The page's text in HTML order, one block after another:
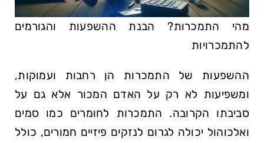
מהי התמכרות? הבנת ההשפעות והגורמים
להתמכרויות
ההשפעות של התמכרות הן רחבות ועמוקות,
ומשפיעות לא רק על האדם המכור אלא גם על
סביבתו הקרובה. התמכרות לחומרים כמו סמים
ואלכוהול יכולה לגרום לנזקים פיזיים חמורים, כולל